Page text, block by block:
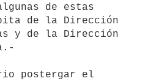
de estas
de la Dirección
y de la Dirección
postergar el